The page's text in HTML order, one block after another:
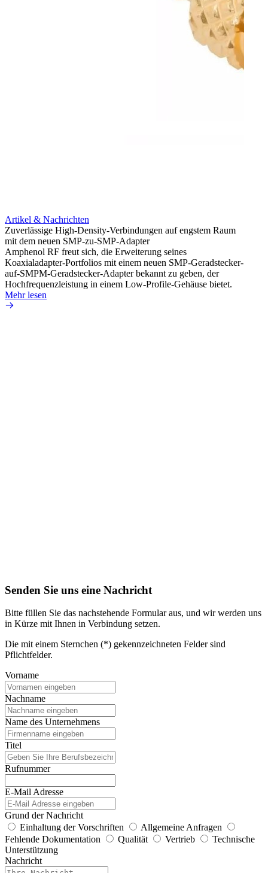
Artikel & Nachrichten
Zuverlässige High-Density-Verbindungen auf engstem Raum
mit dem neuen SMP-zu-SMP-Adapter
Amphenol RF freut sich, die Erweiterung seines
Koaxialadapter-Portfolios mit einem neuen SMP-Geradstecker-
auf-SMPM-Geradstecker-Adapter bekannt zu geben, der
Hochfrequenzleistung in einem Low-Profile-Gehäuse bietet.
Mehr lesen
Senden Sie uns eine Nachricht
Bitte füllen Sie das nachstehende Formular aus, und wir werden uns
in Kürze mit Ihnen in Verbindung setzen.
Die mit einem Sternchen (*) gekennzeichneten Felder sind
Pflichtfelder.
Vorname
Nachname
Name des Unternehmens
Titel
Rufnummer
E-Mail Adresse
Grund der Nachricht
Einhaltung der Vorschriften
Allgemeine Anfragen
Fehlende Dokumentation
Qualität Vertrieb
Technische
Unterstützung
Nachricht